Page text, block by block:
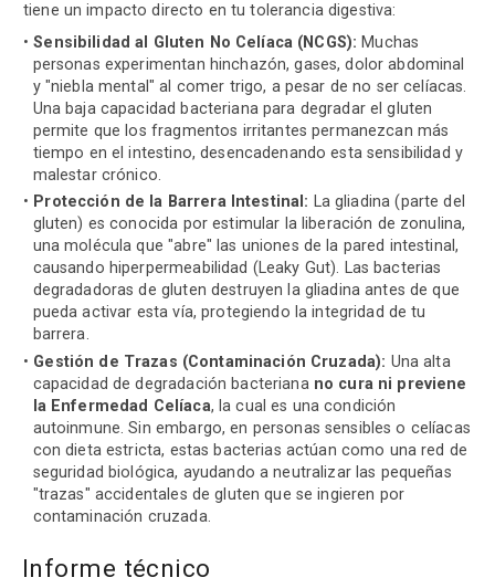
tiene un impacto directo en tu tolerancia digestiva:
Sensibilidad al Gluten No Celíaca (NCGS): Muchas
personas experimentan hinchazón, gases, dolor abdominal
y "niebla mental" al comer trigo, a pesar de no ser celíacas.
Una baja capacidad bacteriana para degradar el gluten
permite que los fragmentos irritantes permanezcan más
tiempo en el intestino, desencadenando esta sensibilidad y
malestar crónico.
Protección de la Barrera Intestinal: La gliadina (parte del
gluten) es conocida por estimular la liberación de zonulina,
una molécula que "abre" las uniones de la pared intestinal,
causando hiperpermeabilidad (Leaky Gut). Las bacterias
degradadoras de gluten destruyen la gliadina antes de que
pueda activar esta vía, protegiendo la integridad de tu
barrera.
Gestión de Trazas (Contaminación Cruzada): Una alta
capacidad de degradación bacteriana no cura ni previene
la Enfermedad Celíaca, la cual es una condición
autoinmune. Sin embargo, en personas sensibles o celíacas
con dieta estricta, estas bacterias actúan como una red de
seguridad biológica, ayudando a neutralizar las pequeñas
"trazas" accidentales de gluten que se ingieren por
contaminación cruzada.
Informe técnico